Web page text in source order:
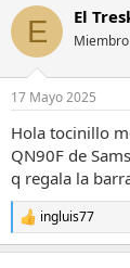
i
c
a
d
o
r
d
e
l
t
e
m
c
h
a
i
n
c
i
o
E El
17 Mayo 2025
Hola tocinillo
QN90F de
q regala la
R
e
a
ingluis77